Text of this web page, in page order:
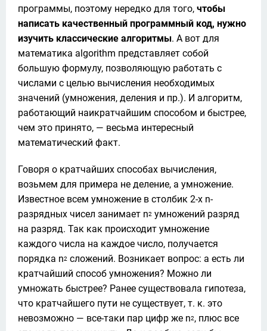
программы, поэтому нередко для того, чтобы
написать качественный программный код, нужно
изучить классические алгоритмы. А вот для
математика algorithm представляет собой
большую формулу, позволяющую работать с
числами с целью вычисления необходимых
значений (умножения, деления и пр.). И алгоритм,
работающий наикратчайшим способом и быстрее,
чем это принято, — весьма интересный
математический факт.
Говоря о кратчайших способах вычисления,
возьмем для примера не деление, а умножение.
Известное всем умножение в столбик 2-х n-
разрядных чисел занимает n2 умножений разряд
на разряд. Так как происходит умножение
каждого числа на каждое число, получается
порядка n2 сложений. Возникает вопрос: а есть ли
кратчайший способ умножения? Можно ли
умножать быстрее? Ранее существовала гипотеза,
что кратчайшего пути не существует, т. к. это
невозможно — все-таки пар цифр же n2, плюс все